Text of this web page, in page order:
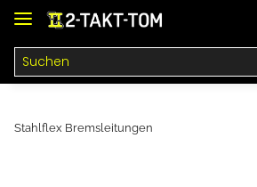
Stahlflex Bremsleitungen